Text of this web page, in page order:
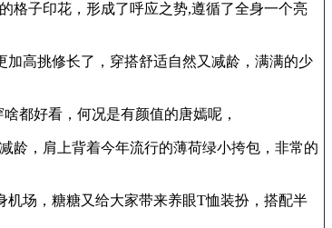
格子印花，形成了呼应之势,遵循了全身一个亮
高挑修长了，穿搭舒适自然又减龄，满满的少
都好看，何况是有颜值的唐嫣呢，
龄，肩上背着今年流行的薄荷绿小挎包，非常的
场，糖糖又给大家带来养眼T恤装扮，搭配半